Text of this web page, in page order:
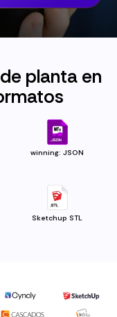
planta en
winning: JSON
Sketchup STL